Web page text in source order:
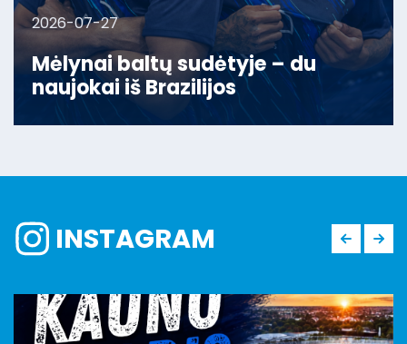
2026-07-27
Mėlynai baltų sudėtyje – du
naujokai iš Brazilijos
INSTAGRAM